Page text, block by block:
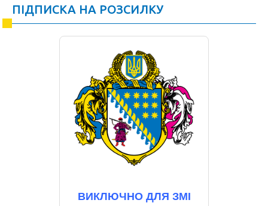
ПІДПИСКА НА РОЗСИЛКУ
ВИКЛЮЧНО ДЛЯ ЗМІ